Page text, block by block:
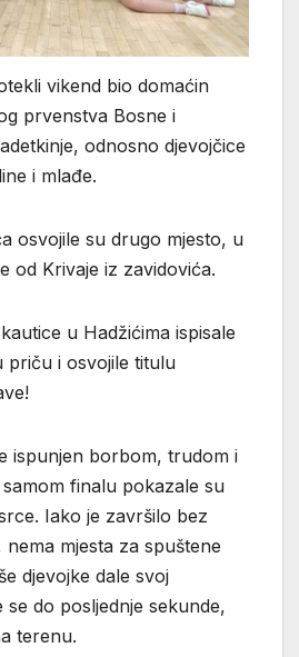
vikend bio domaćin
prvenstva Bosne i
odnosno djevojčice
i mlađe.
osvojile su drugo mjesto, u
od Krivaje iz zavidovića.
u Hadžićima ispisale
priču i osvojile titulu
ispunjen borbom, trudom i
finalu pokazale su
Iako je završilo bez
nema mjesta za spuštene
djevojke dale svoj
se do posljednje sekunde,
terenu.